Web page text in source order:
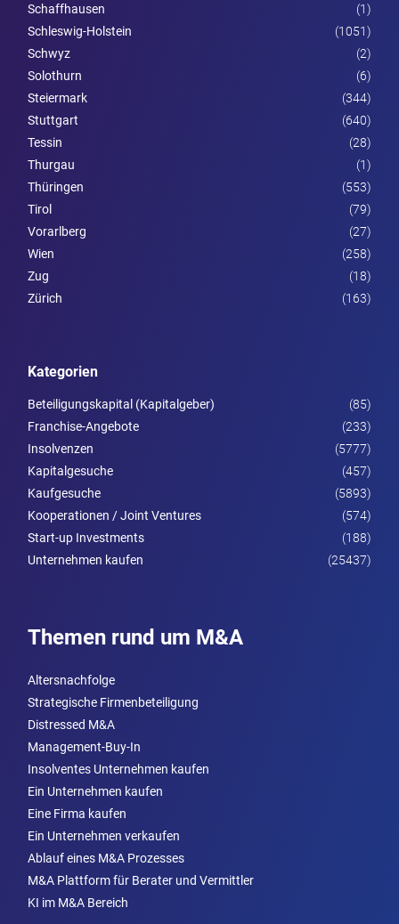
Schaffhausen
(1)
Schleswig-Holstein
(1051)
Schwyz
(2)
Solothurn
(6)
Steier­mark
(344)
Stuttgart
(640)
Tessin
(28)
Thurgau
(1)
Thüringen
(553)
Tirol
(79)
Vorarl­berg
(27)
Wien
(258)
Zug
(18)
Zürich
(163)
Kategorien
Beteiligungskapital (Kapitalgeber)
(85)
Franchise-Angebote
(233)
Insolvenzen
(5777)
Kapitalgesuche
(457)
Kaufgesuche
(5893)
Kooperationen / Joint Ventures
(574)
Start-up Investments
(188)
Unternehmen kaufen
(25437)
Themen rund um M&A
Altersnachfolge
Strategische Firmenbeteiligung
Distressed M&A
Management-Buy-In
Insolventes Unternehmen kaufen
Ein Unternehmen kaufen
Eine Firma kaufen
Ein Unternehmen verkaufen
Ablauf eines M&A Prozesses
M&A Plattform für Berater und Vermittler
KI im M&A Bereich